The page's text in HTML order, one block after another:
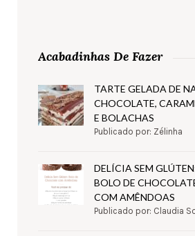
Acabadinhas De Fazer
TARTE GELADA DE
CHOCOLATE,
E BOLACHAS
Publicado por: Zélinha
DELÍCIA SEM
BOLO DE
COM AMÊNDOAS
Publicado por: Claudia